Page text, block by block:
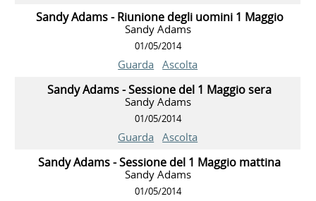
Sandy Adams - Riunione degli uomini 1 Maggio
Sandy Adams
01/05/2014
Guarda Ascolta
Sandy Adams - Sessione del 1 Maggio sera
Sandy Adams
01/05/2014
Guarda Ascolta
Sandy Adams - Sessione del 1 Maggio mattina
Sandy Adams
01/05/2014